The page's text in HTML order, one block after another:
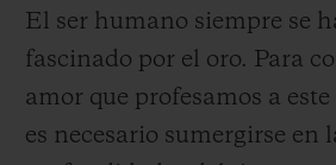
El ser humano siempre se
fascinado por el oro. Para
amor que profesamos a
es necesario sumergirse en